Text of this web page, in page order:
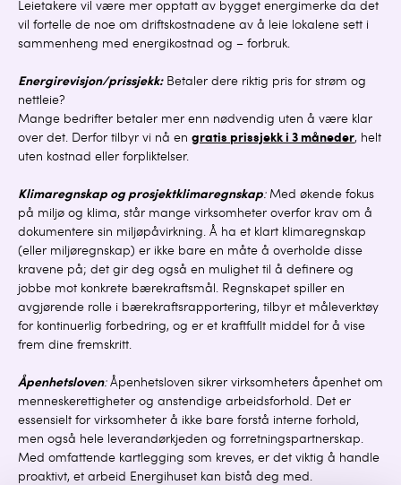
Leietakere vil være mer opptatt av bygget energimerke da det
vil fortelle de noe om driftskostnadene av å leie lokalene sett i
sammenheng med energikostnad og – forbruk.
Energirevisjon/prissjekk: Betaler dere riktig pris for strøm og
nettleie?
Mange bedrifter betaler mer enn nødvendig uten å være klar
over det. Derfor tilbyr vi nå en gratis prissjekk i 3 måneder, helt
uten kostnad eller forpliktelser.
Klimaregnskap og prosjektklimaregnskap:Med økende fokus
på miljø og klima, står mange virksomheter overfor krav om å
dokumentere sin miljøpåvirkning. Å ha et klart klimaregnskap
(eller miljøregnskap) er ikke bare en måte å overholde disse
kravene på; det gir deg også en mulighet til å definere og
jobbe mot konkrete bærekraftsmål. Regnskapet spiller en
avgjørende rolle i bærekraftsrapportering, tilbyr et måleverktøy
for kontinuerlig forbedring, og er et kraftfullt middel for å vise
frem dine fremskritt.
Åpenhetsloven: Åpenhetsloven sikrer virksomheters åpenhet om
menneskerettigheter og anstendige arbeidsforhold. Det er
essensielt for virksomheter å ikke bare forstå interne forhold,
men også hele leverandørkjeden og forretningspartnerskap.
Med omfattende kartlegging som kreves, er det viktig å handle
proaktivt, et arbeid Energihuset kan bistå deg med.